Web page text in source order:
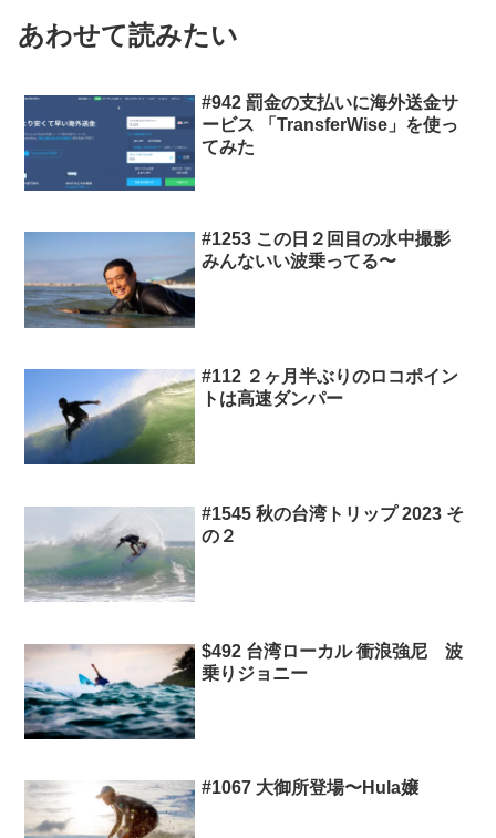
あわせて読みたい
#942 罰金の支払いに海外送金サ
ービス 「TransferWise」を使っ
てみた
#1253 この日２回目の水中撮影
みんないい波乗ってる〜
#112 ２ヶ月半ぶりのロコポイン
トは高速ダンパー
#1545 秋の台湾トリップ 2023 そ
の２
$492 台湾ローカル 衝浪強尼 波
乗りジョニー
#1067 大御所登場〜Hula嬢